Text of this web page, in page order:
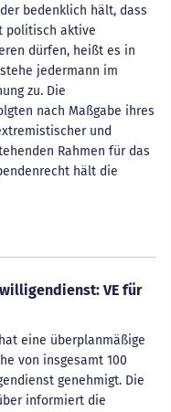
bedenklich hält, dass
politisch aktive
dürfen, heißt es in
jedermann im
zu. Die
nach Maßgabe ihres
und
Rahmen für das
hält die
VE für
eine überplanmäßige
von insgesamt 100
genehmigt. Die
informiert die